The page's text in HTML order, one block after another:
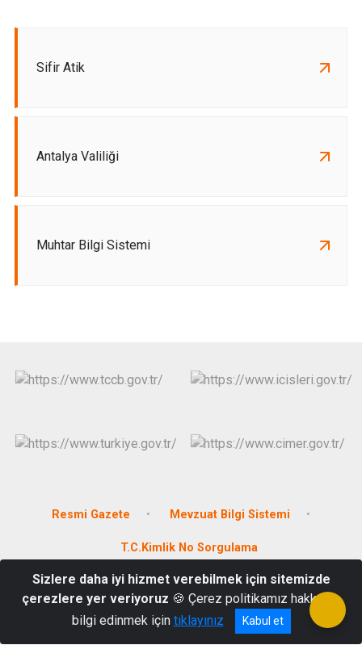
Sifir Atik
Antalya Valiliği
Muhtar Bilgi Sistemi
Resmi Gazete Mevzuat Bilgi Sistemi
T.C.Kimlik No Sorgulama
Demirciler Mah. Hükümet Cad. Hükümet Konağı No:10, Akseki-
Antalya
0 242 678 1021
Sizlere daha iyi hizmet verebilmek için sitemizde
çerezlere yer veriyoruz 🍪 Çerez politikamız hakkında
bilgi edinmek için tıklayınız Kabul et